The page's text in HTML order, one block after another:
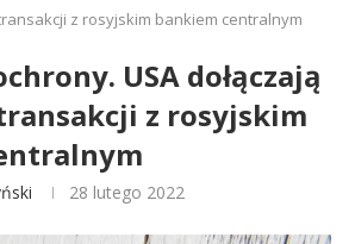
z rosyjskim bankiem centralnym
USA dołączają
z rosyjskim
28 lutego 2022